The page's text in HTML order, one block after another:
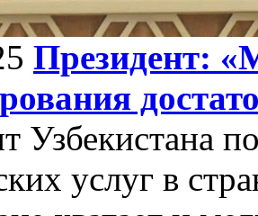
Президент:
Узбекистана
услуг в